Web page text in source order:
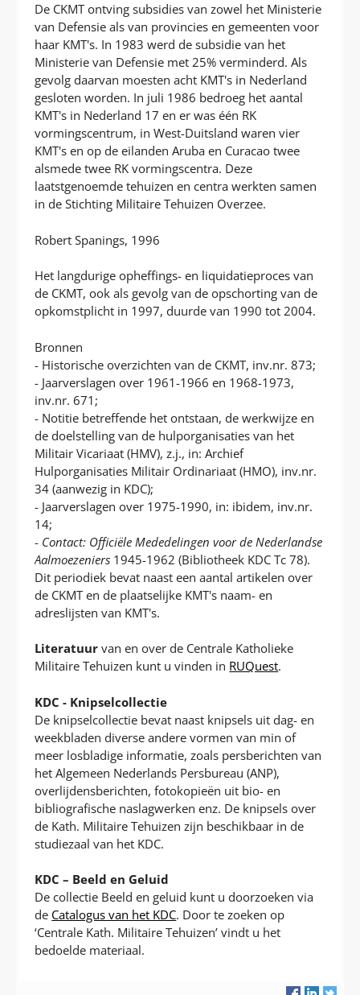
De CKMT ontving subsidies van zowel het Ministerie
van Defensie als van provincies en gemeenten voor
haar KMT's. In 1983 werd de subsidie van het
Ministerie van Defensie met 25% verminderd. Als
gevolg daarvan moesten acht KMT's in Nederland
gesloten worden. In juli 1986 bedroeg het aantal
KMT's in Nederland 17 en er was één RK
vormingscentrum, in West-Duitsland waren vier
KMT's en op de eilanden Aruba en Curacao twee
alsmede twee RK vormingscentra. Deze
laatstgenoemde tehuizen en centra werkten samen
in de Stichting Militaire Tehuizen Overzee.
Robert Spanings, 1996
Het langdurige opheffings- en liquidatieproces van
de CKMT, ook als gevolg van de opschorting van de
opkomstplicht in 1997, duurde van 1990 tot 2004.
Bronnen
- Historische overzichten van de CKMT, inv.nr. 873;
- Jaarverslagen over 1961-1966 en 1968-1973,
inv.nr. 671;
- Notitie betreffende het ontstaan, de werkwijze en
de doelstelling van de hulporganisaties van het
Militair Vicariaat (HMV), z.j., in: Archief
Hulporganisaties Militair Ordinariaat (HMO), inv.nr.
34 (aanwezig in KDC);
- Jaarverslagen over 1975-1990, in: ibidem, inv.nr.
14;
- Contact: Officiële Mededelingen voor de Nederlandse
Aalmoezeniers 1945-1962 (Bibliotheek KDC Tc 78).
Dit periodiek bevat naast een aantal artikelen over
de CKMT en de plaatselijke KMT's naam- en
adreslijsten van KMT's.
Literatuur van en over de Centrale Katholieke
Militaire Tehuizen kunt u vinden in RUQuest.
KDC - Knipselcollectie
De knipselcollectie bevat naast knipsels uit dag- en
weekbladen diverse andere vormen van min of
meer losbladige informatie, zoals persberichten van
het Algemeen Nederlands Persbureau (ANP),
overlijdensberichten, fotokopieën uit bio- en
bibliografische naslagwerken enz. De knipsels over
de Kath. Militaire Tehuizen zijn beschikbaar in de
studiezaal van het KDC.
KDC – Beeld en Geluid
De collectie Beeld en geluid kunt u doorzoeken via
de Catalogus van het KDC. Door te zoeken op
‘Centrale Kath. Militaire Tehuizen’ vindt u het
bedoelde materiaal.